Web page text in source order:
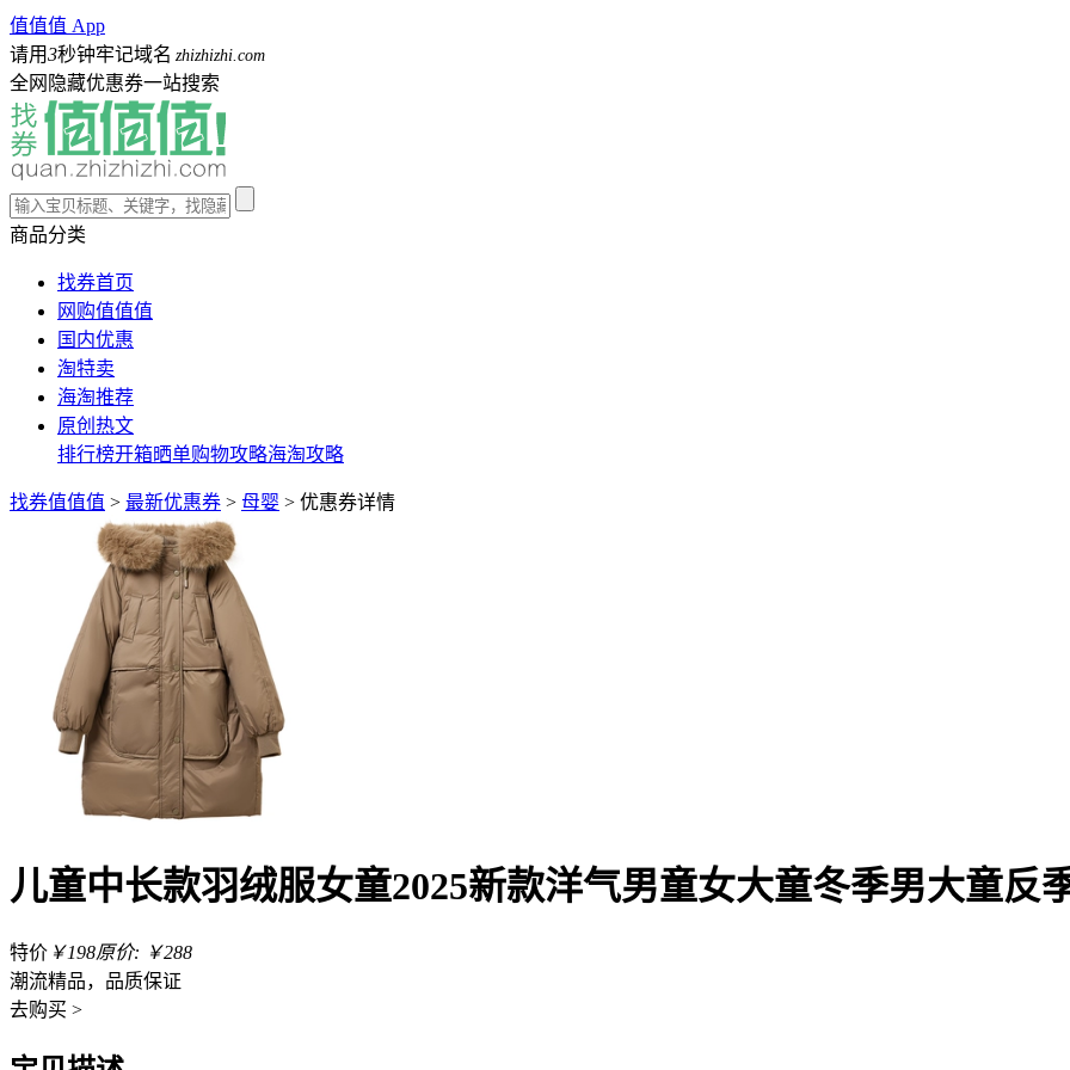
值值值 App
请用3秒钟牢记域名 zhizhizhi.com
全网隐藏优惠券一站搜索
商品分类
找券首页
网购值值值
国内优惠
淘特卖
海淘推荐
原创热文
排行榜开箱晒单购物攻略海淘攻略
找券值值值 > 最新优惠券 > 母婴 > 优惠券详情
儿童中长款羽绒服女童2025新款洋气男童女大童冬季男大童反
特价 ￥198原价: ￥288
潮流精品，品质保证
去购买 >